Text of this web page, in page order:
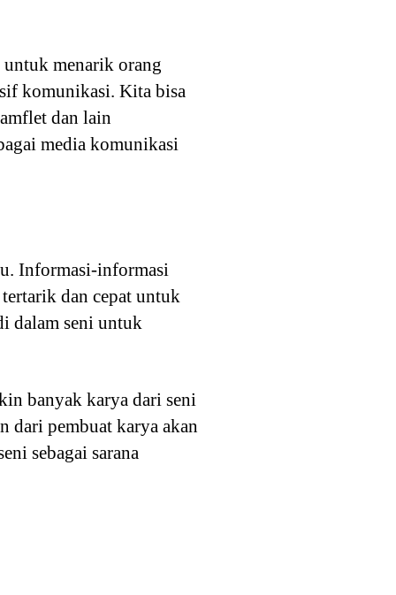
untuk menarik orang
komunikasi. Kita bisa
dan lain
media komunikasi
Informasi-informasi
dan cepat untuk
dalam seni untuk
banyak karya dari seni
dari pembuat karya akan
sebagai sarana